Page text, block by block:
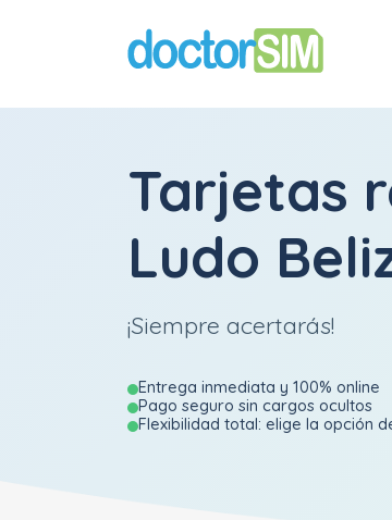
Tarjetas
Ludo
¡Siempre acertarás!
Entrega inmediata y 100% online
Pago seguro sin cargos ocultos
Flexibilidad total: elige la opción